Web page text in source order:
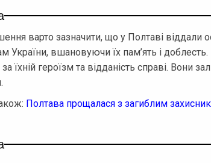
варто зазначити, що у Полтаві віддали
України, вшановуючи їх пам’ять і
за їхній героїзм та відданість справі. Вони
Полтава прощалася з загиблим